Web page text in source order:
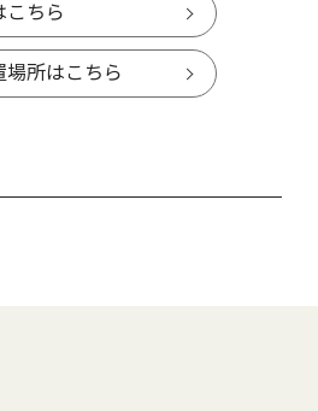
こちら
場所はこちら